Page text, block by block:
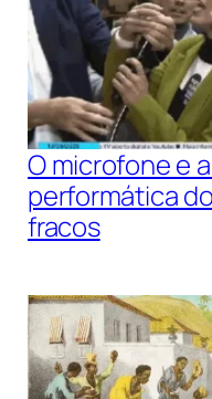
O microfone e
performática
fracos